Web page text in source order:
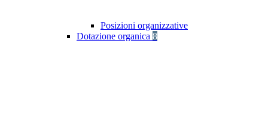
Posizioni organizzative
Dotazione organica 8